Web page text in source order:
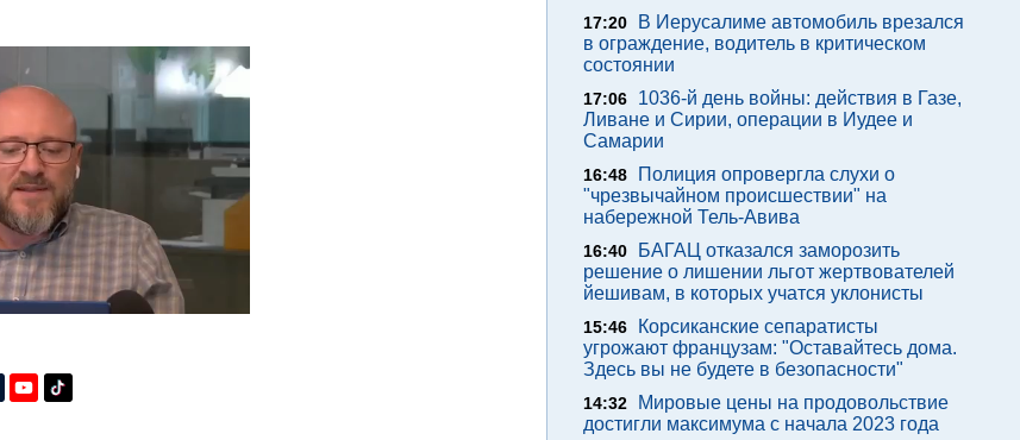
17:20
В Иерусалиме автомобиль врезался
в ограждение, водитель в критическом
состоянии
17:06
1036-й день войны: действия в Газе,
Ливане и Сирии, операции в Иудее и
Самарии
16:48
Полиция опровергла слухи о
"чрезвычайном происшествии" на
набережной Тель-Авива
16:40
БАГАЦ отказался заморозить
решение о лишении льгот жертвователей
йешивам, в которых учатся уклонисты
15:46
Корсиканские сепаратисты
угрожают французам: "Оставайтесь дома.
Здесь вы не будете в безопасности"
14:32
Мировые цены на продовольствие
достигли максимума с начала 2023 года